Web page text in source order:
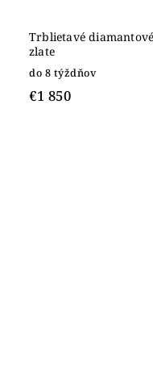
Trblietavé
zlate
do 8 týždňov
€1 850